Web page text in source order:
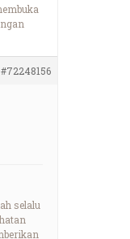
#72248156
selalu